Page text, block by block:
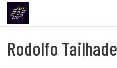
Rodolfo Tailhade